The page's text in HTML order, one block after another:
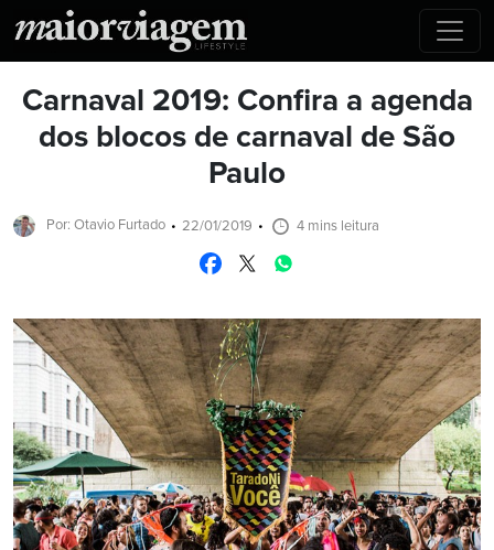
Carnaval 2019: Confira a agenda
dos blocos de carnaval de São
Paulo
Por: Otavio Furtado 22/01/2019 4 mins leitura